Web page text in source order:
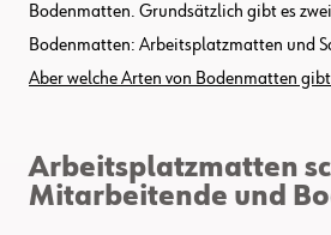
Bodenmatten. Grundsätzlich gibt es
Bodenmatten: Arbeitsplatzmatten und
Aber welche Arten von Bodenmatten
Arbeitsplatzmatten
Mitarbeitende und